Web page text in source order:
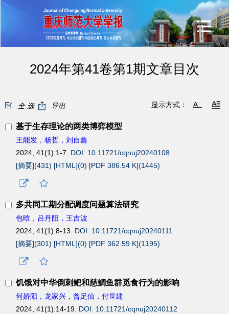
2024年第41卷第1期文章目次
全 选 导出 显示方式：
基于生存理论的两类博弈模型
王能发，杨哲，刘自鑫
2024, 41(1):1-7. DOI: 10.11721/cqnuj20240108
[摘要](431) [HTML](0) [PDF 386.54 K](1445)
多共同工期分配调度问题算法研究
包晗，吕丹阳，王吉波
2024, 41(1):8-13. DOI: 10.11721/cqnuj20240111
[摘要](301) [HTML](0) [PDF 362.59 K](1195)
饥饿对中华倒刺鲃和慈鲷鱼群觅食行为的影响
何娇阳，龙家兴，曾足仙，付世建
2024, 41(1):14-19. DOI: 10.11721/cqnuj20240112